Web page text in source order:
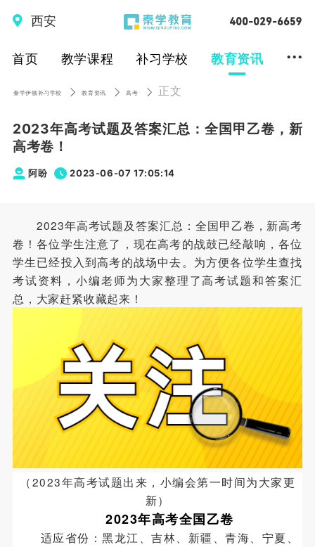
西安
首页 教学课程 补习学校 教育资讯 ...
秦学伊顿补习学校 教育资讯 高考 正文
2023年高考试题及答案汇总：全国甲乙卷，新
高考卷！
阿盼 2023-06-07 17:05:14
2023年高考试题及答案汇总：全国甲乙卷，新高考
卷！各位学生注意了，现在高考的战鼓已经敲响，各位
学生已经投入到高考的战场中去。为方便各位学生查找
考试资料，小编老师为大家整理了高考试题和答案汇
总，大家赶紧收藏起来！
（2023年高考试题出来，小编会第一时间为大家更
新）
2023年高考全国乙卷
适应省份：黑龙江、吉林、新疆、青海、宁夏、